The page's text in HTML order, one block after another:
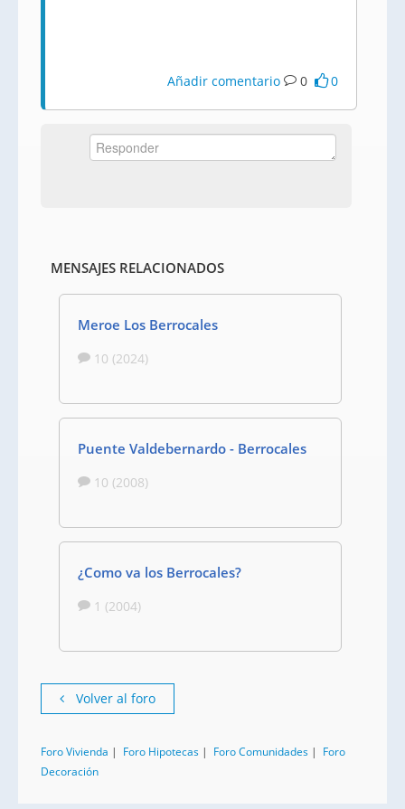
Añadir comentario 0 0
MENSAJES RELACIONADOS
Meroe Los Berrocales
10 (2024)
Puente Valdebernardo - Berrocales
10 (2008)
¿Como va los Berrocales?
1 (2004)
Volver al foro
Foro Vivienda | Foro Hipotecas | Foro Comunidades | Foro
Decoración